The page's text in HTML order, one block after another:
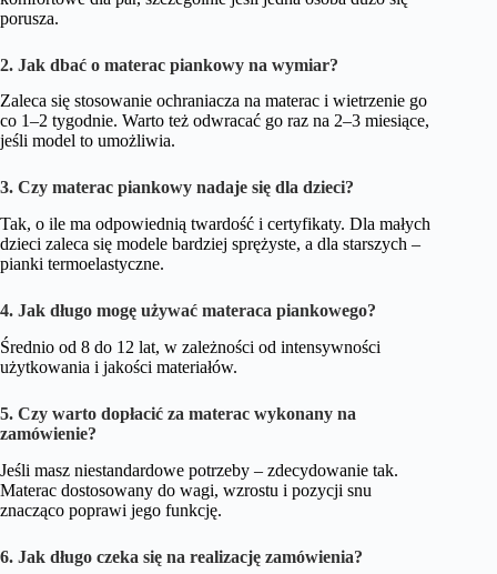
porusza.
2. Jak dbać o materac piankowy na wymiar?
Zaleca się stosowanie ochraniacza na materac i wietrzenie go
co 1–2 tygodnie. Warto też odwracać go raz na 2–3 miesiące,
jeśli model to umożliwia.
3. Czy materac piankowy nadaje się dla dzieci?
Tak, o ile ma odpowiednią twardość i certyfikaty. Dla małych
dzieci zaleca się modele bardziej sprężyste, a dla starszych –
pianki termoelastyczne.
4. Jak długo mogę używać materaca piankowego?
Średnio od 8 do 12 lat, w zależności od intensywności
użytkowania i jakości materiałów.
5. Czy warto dopłacić za materac wykonany na
zamówienie?
Jeśli masz niestandardowe potrzeby – zdecydowanie tak.
Materac dostosowany do wagi, wzrostu i pozycji snu
znacząco poprawi jego funkcję.
6. Jak długo czeka się na realizację zamówienia?